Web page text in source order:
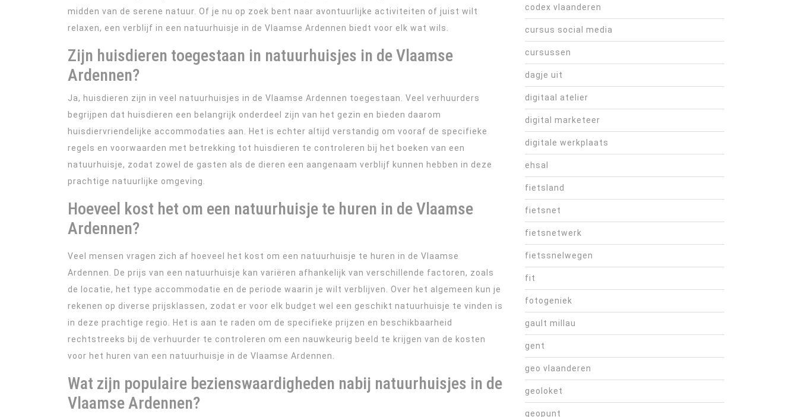
midden van de serene natuur. Of je nu op zoek bent naar avontuurlijke activiteiten of juist wilt
relaxen, een verblijf in een natuurhuisje in de Vlaamse Ardennen biedt voor elk wat wils.
Zijn huisdieren toegestaan in natuurhuisjes in de Vlaamse
Ardennen?
Ja, huisdieren zijn in veel natuurhuisjes in de Vlaamse Ardennen toegestaan. Veel verhuurders
begrijpen dat huisdieren een belangrijk onderdeel zijn van het gezin en bieden daarom
huisdiervriendelijke accommodaties aan. Het is echter altijd verstandig om vooraf de specifieke
regels en voorwaarden met betrekking tot huisdieren te controleren bij het boeken van een
natuurhuisje, zodat zowel de gasten als de dieren een aangenaam verblijf kunnen hebben in deze
prachtige natuurlijke omgeving.
Hoeveel kost het om een natuurhuisje te huren in de Vlaamse
Ardennen?
Veel mensen vragen zich af hoeveel het kost om een natuurhuisje te huren in de Vlaamse
Ardennen. De prijs van een natuurhuisje kan variëren afhankelijk van verschillende factoren, zoals
de locatie, het type accommodatie en de periode waarin je wilt verblijven. Over het algemeen kun je
rekenen op diverse prijsklassen, zodat er voor elk budget wel een geschikt natuurhuisje te vinden is
in deze prachtige regio. Het is aan te raden om de specifieke prijzen en beschikbaarheid
rechtstreeks bij de verhuurder te controleren om een nauwkeurig beeld te krijgen van de kosten
voor het huren van een natuurhuisje in de Vlaamse Ardennen.
Wat zijn populaire bezienswaardigheden nabij natuurhuisjes in de
Vlaamse Ardennen?
codex vlaanderen
cursus social media
cursussen
dagje uit
digitaal atelier
digital marketeer
digitale werkplaats
ehsal
fietsland
fietsnet
fietsnetwerk
fietssnelwegen
fit
fotogeniek
gault millau
gent
geo vlaanderen
geoloket
geopunt